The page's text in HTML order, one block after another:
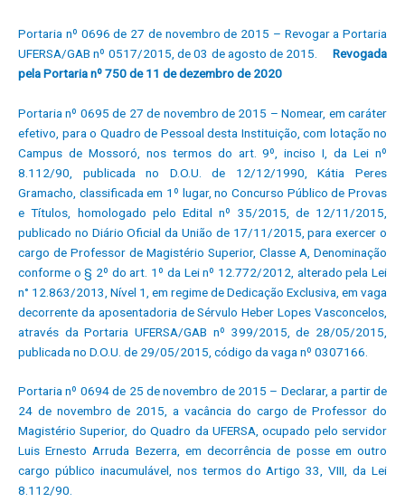
Portaria nº 0696 de 27 de novembro de 2015 – Revogar a Portaria
UFERSA/GAB nº 0517/2015, de 03 de agosto de 2015. Revogada
pela Portaria nº 750 de 11 de dezembro de 2020
Portaria nº 0695 de 27 de novembro de 2015 – Nomear, em caráter
efetivo, para o Quadro de Pessoal desta Instituição, com lotação no
Campus de Mossoró, nos termos do art. 9º, inciso I, da Lei nº
8.112/90, publicada no D.O.U. de 12/12/1990, Kátia Peres
Gramacho, classificada em 1º lugar, no Concurso Público de Provas
e Títulos, homologado pelo Edital nº 35/2015, de 12/11/2015,
publicado no Diário Oficial da União de 17/11/2015, para exercer o
cargo de Professor de Magistério Superior, Classe A, Denominação
conforme o § 2º do art. 1º da Lei nº 12.772/2012, alterado pela Lei
n° 12.863/2013, Nível 1, em regime de Dedicação Exclusiva, em vaga
decorrente da aposentadoria de Sérvulo Heber Lopes Vasconcelos,
através da Portaria UFERSA/GAB nº 399/2015, de 28/05/2015,
publicada no D.O.U. de 29/05/2015, código da vaga nº 0307166.
Portaria nº 0694 de 25 de novembro de 2015 – Declarar, a partir de
24 de novembro de 2015, a vacância do cargo de Professor do
Magistério Superior, do Quadro da UFERSA, ocupado pelo servidor
Luis Ernesto Arruda Bezerra, em decorrência de posse em outro
cargo público inacumulável, nos termos do Artigo 33, VIII, da Lei
8.112/90.